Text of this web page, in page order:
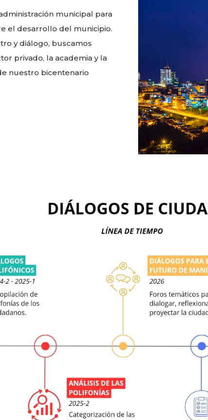
municipal para
el desarrollo del municipio.
y diálogo, buscamos
privado, la academia y la
nuestro bicentenario